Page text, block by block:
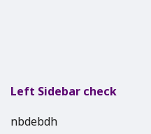
Left Sidebar check
nbdebdh